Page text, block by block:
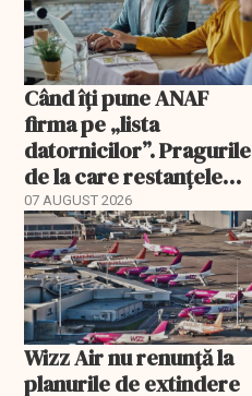
Când îți pune ANAF
firma pe „lista
datornicilor”. Pragurile
de la care restanțele
devin publice
07 AUGUST 2026
Wizz Air nu renunță la
planurile de extindere